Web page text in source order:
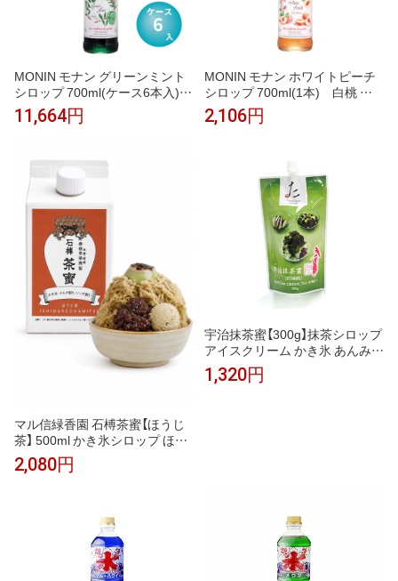
MONIN モナン グリーンミント
シロップ 700ml(ケース6本入)
グリーンミント ミント モヒート
チョコミント かき氷 ソーダ ノ
11,664円
MONIN モナン ホワイトピーチ
シロップ 700ml(1本) 白桃 ピ
ーチ ピーチティー ピーチソーダ
かき氷 かき氷シロップ ノンアル
レーバーシロップ 桃 ソーダ 紅
茶 ラテ おうちカフェ
2,106円
マル信緑香園 石榑茶蜜【ほうじ
茶】 500ml かき氷シロップ ほう
じ茶シロップ 茶蜜 ほうじ茶ラテ
牛乳割り アイス・コーヒーゼリ
2,080円
宇治抹茶蜜【300g】抹茶シロップ
アイスクリーム かき氷 あんみつ
和菓子 スイーツ
1,320円